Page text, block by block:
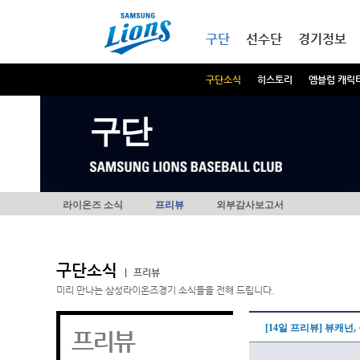
구단
구단소식 히스토리 엠블럼 캐릭
선수단 경기정보
구단
라이온즈 소식 프리뷰 외부감사보고서
구단소식
프리뷰
미리 만나는 삼성라이온즈경기 소식들을 전해 드립니다.
프리뷰 [14일 프리뷰] 뷰캐넌